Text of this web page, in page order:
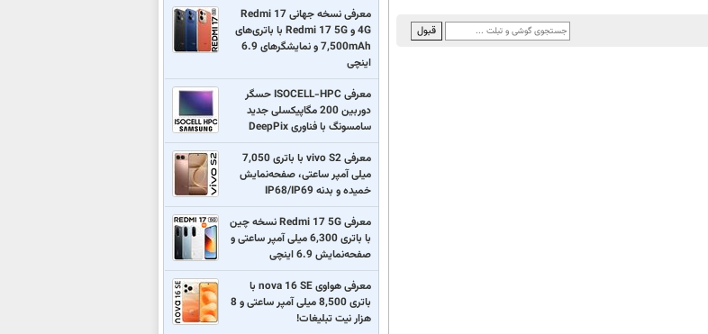
معرفی نسخه جهانی Redmi 17
4G و Redmi 17 5G با باتری‌های
7,500mAh و نمایشگرهای 6.9
اینچی
معرفی ISOCELL-HPC حسگر
دوربین 200 مگاپیکسلی جدید
سامسونگ با فناوری DeepPix
معرفی vivo S2 با باتری 7,050
میلی آمپر ساعتی، صفحه‌نمایش
خمیده و بدنه IP68/IP69
معرفی Redmi 17 5G نسخه چین
با باتری 6,300 میلی آمپر ساعتی و
صفحه‌نمایش 6.9 اینچی
معرفی هواوی nova 16 SE با
باتری 8,500 میلی آمپر ساعتی و 8
هزار نیت تبلیغات!